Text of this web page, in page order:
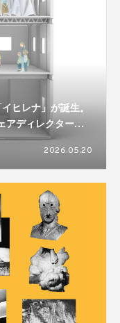
ヒレナ」が誕生。
アディレクター高
の語り場を開催
2026.05.20